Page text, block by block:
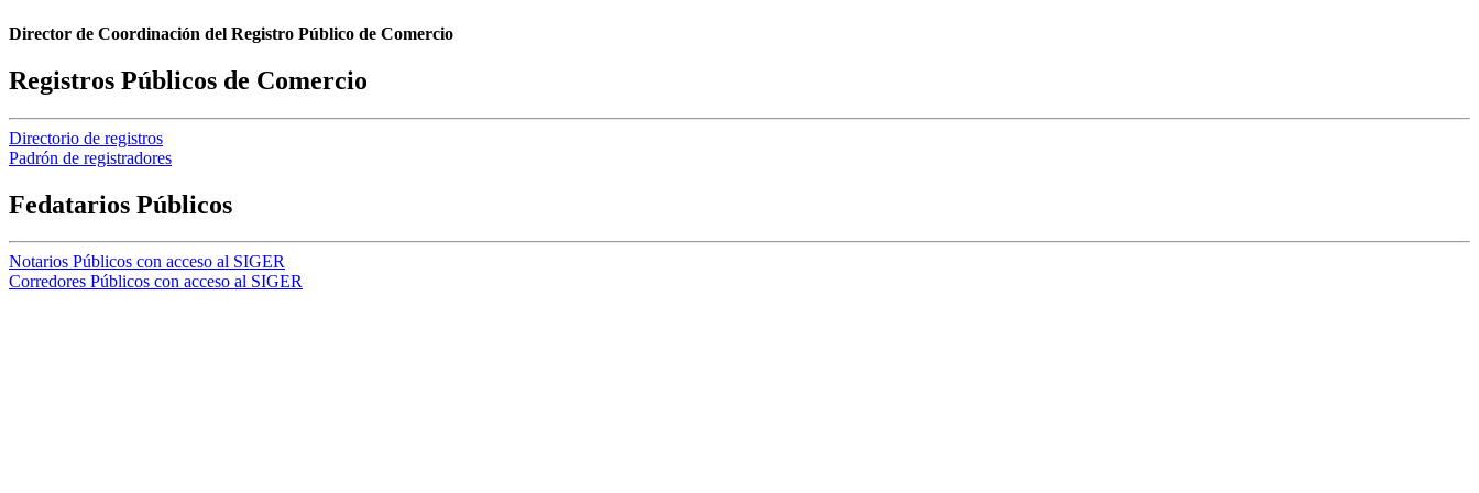
Director de Coordinación del Registro Público de Comercio
Registros Públicos de Comercio
Directorio de registros
Padrón de registradores
Fedatarios Públicos
Notarios Públicos con acceso al SIGER
Corredores Públicos con acceso al SIGER